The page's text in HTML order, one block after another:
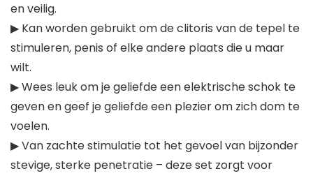
en veilig.
▶ Kan worden gebruikt om de clitoris van de tepel te
stimuleren, penis of elke andere plaats die u maar
wilt.
▶ Wees leuk om je geliefde een elektrische schok te
geven en geef je geliefde een plezier om zich dom te
voelen.
▶ Van zachte stimulatie tot het gevoel van bijzonder
stevige, sterke penetratie – deze set zorgt voor